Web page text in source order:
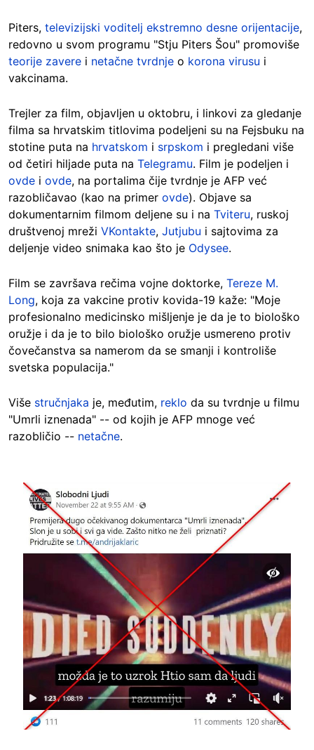
Piters, televizijski voditelj ekstremno desne orijentacije,
redovno u svom programu "Stju Piters Šou" promoviše
teorije zavere i netačne tvrdnje o korona virusu i
vakcinama.
Trejler za film, objavljen u oktobru, i linkovi za gledanje
filma sa hrvatskim titlovima podeljeni su na Fejsbuku na
stotine puta na hrvatskom i srpskom i pregledani više
od četiri hiljade puta na Telegramu. Film je podeljen i
ovde i ovde, na portalima čije tvrdnje je AFP već
razobličavao (kao na primer ovde). Objave sa
dokumentarnim filmom deljene su i na Tviteru, ruskoj
društvenoj mreži VKontakte, Jutjubu i sajtovima za
deljenje video snimaka kao što je Odysee.
Film se završava rečima vojne doktorke, Tereze M.
Long, koja za vakcine protiv kovida-19 kaže: "Moje
profesionalno medicinsko mišljenje je da je to biološko
oružje i da je to bilo biološko oružje usmereno protiv
čovečanstva sa namerom da se smanji i kontroliše
svetska populacija."
Više stručnjaka je, međutim, reklo da su tvrdnje u filmu
"Umrli iznenada" -- od kojih je AFP mnoge već
razobličio -- netačne.
Image